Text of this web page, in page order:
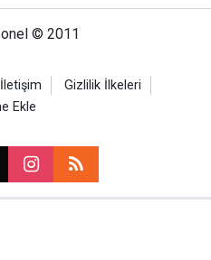
© 2011
İletişim
Gizlilik İlkeleri
Ekle